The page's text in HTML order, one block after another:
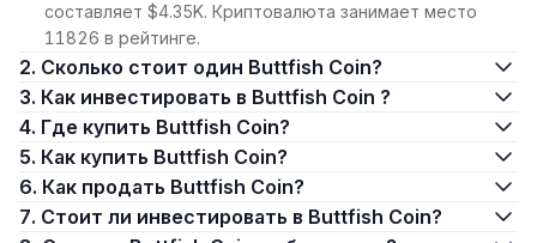
составляет $4.35K. Криптовалюта занимает место
11826 в рейтинге.
2. Сколько стоит один Buttfish Coin?
3. Как инвестировать в Buttfish Coin ?
4. Где купить Buttfish Coin?
5. Как купить Buttfish Coin?
6. Как продать Buttfish Coin?
7. Стоит ли инвестировать в Buttfish Coin?